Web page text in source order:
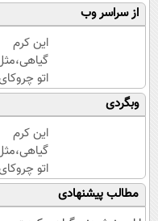
از سراسر وب
این کرم
اتو
میکنه!50%تخفیف
وبگردی
این کرم
اتو
میکنه!50%تخفیف
مطالب پیشنهادی